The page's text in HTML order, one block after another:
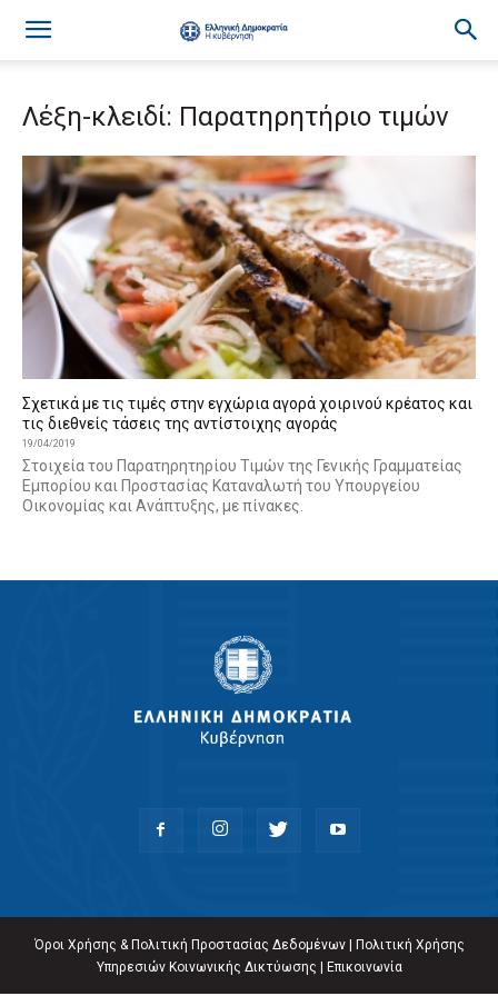
Λέξη-κλειδί: Παρατηρητήριο τιμών
Σχετικά με τις τιμές στην εγχώρια αγορά χοιρινού κρέατος και
τις διεθνείς τάσεις της αντίστοιχης αγοράς
19/04/2019
Στοιχεία του Παρατηρητηρίου Τιμών της Γενικής Γραμματείας
Εμπορίου και Προστασίας Καταναλωτή του Υπουργείου
Οικονομίας και Ανάπτυξης, με πίνακες.
Όροι Χρήσης & Πολιτική Προστασίας Δεδομένων| Πολιτική Χρήσης
Υπηρεσιών Κοινωνικής Δικτύωσης | Επικοινωνία